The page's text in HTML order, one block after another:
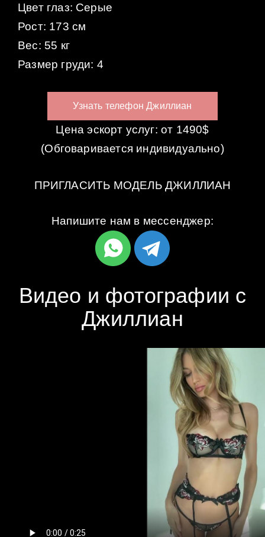
Цвет глаз: Серые
Рост: 173 см
Вес: 55 кг
Размер груди: 4
Узнать телефон Джиллиан
Цена эскорт услуг: от 1490$
(Обговаривается индивидуально)
ПРИГЛАСИТЬ МОДЕЛЬ ДЖИЛЛИАН
Напишите нам в мессенджер:
Видео и фотографии с
Джиллиан